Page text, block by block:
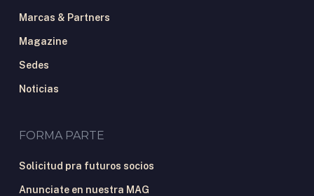
Marcas & Partners
Magazine
Sedes
Noticias
FORMA PARTE
Solicitud pra futuros socios
Anunciate en nuestra MAG